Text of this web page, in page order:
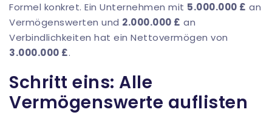
Formel konkret. Ein Unternehmen mit 5.000.000 £ an
Vermögenswerten und 2.000.000 £ an
Verbindlichkeiten hat ein Nettovermögen von
3.000.000 £.
Schritt eins: Alle
Vermögenswerte auflisten